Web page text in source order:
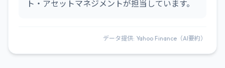
ト・アセットマネジメントが担当しています。
データ提供: Yahoo Finance（AI要約）